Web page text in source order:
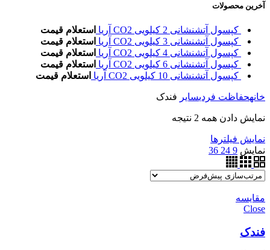
آخرین محصولات
کپسول آتشنشانی 2 کیلویی CO2 آریا
استعلام قیمت
کپسول آتشنشانی 3 کیلویی CO2 آریا
استعلام قیمت
کپسول آتشنشانی 4 کیلویی CO2 آریا
استعلام قیمت
کپسول آتشنشانی 6 کیلویی CO2 آریا
استعلام قیمت
کپسول آتشنشانی 10 کیلویی CO2 آریا
استعلام قیمت
خانهحفاظت فردیسایر فندک
نمایش دادن همه 2 نتیجه
نمایش فیلترها
نمایش 9
24
36
مقایسه
Close
فندک